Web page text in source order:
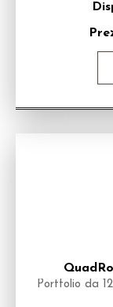
Portfolio da